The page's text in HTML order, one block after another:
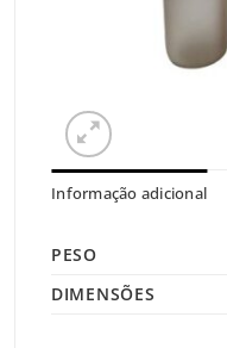
Informação adicional
PESO
DIMENSÕES